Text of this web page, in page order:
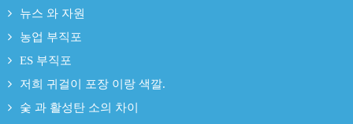
뉴스 와 자원
농업 부직포
ES 부직포
저희 귀걸이 포장 이랑 색깔.
숯 과 활성탄 소의 차이